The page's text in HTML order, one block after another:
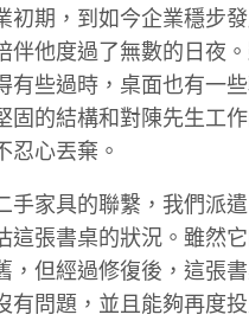
初期，到如今企業穩步
伴他度過了無數的日夜
有些過時，桌面也有一
固的結構和對陳先生工
忍心丟棄。
手家具的聯繫，我們派
這張書桌的狀況。雖然
，但經過修復後，這張
有問題，並且能夠再度